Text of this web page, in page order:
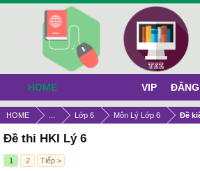
HOME Lớp 6 Môn Lý Lớp 6 Đề
Đề thi HKI Lý 6
1 2 Tiếp >
HOME VIP